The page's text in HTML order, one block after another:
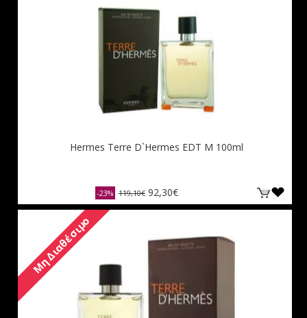
Hermes Terre D`Hermes EDT M 100ml
-23% 119,10€ 92,30€
Μη Διαθέσιμο